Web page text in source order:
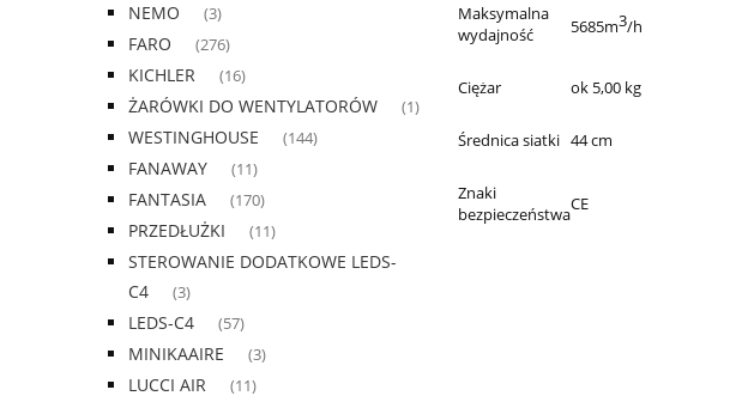
NEMO (3)
FARO (276)
KICHLER (16)
ŻARÓWKI DO WENTYLATORÓW (1)
WESTINGHOUSE (144)
FANAWAY (11)
FANTASIA (170)
PRZEDŁUŻKI (11)
STEROWANIE DODATKOWE LEDS-
C4
(3)
LEDS-C4 (57)
MINIKAAIRE (3)
LUCCI AIR (11)
Maksymalna
wydajność
5685m3/h
Ciężar ok 5,00 kg
Średnica siatki 44 cm
Znaki
bezpieczeństwaCE